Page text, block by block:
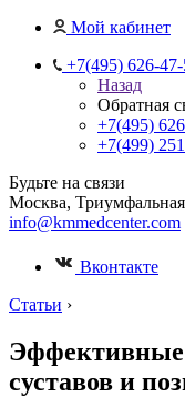
Мой кабинет
+7(495) 626-
Назад
Обратная
+7(495)
+7(499)
Будьте на связи
Москва,
info@kmmedcenter.com
Вконтакте
Статьи ›
Эффективные
суставов и